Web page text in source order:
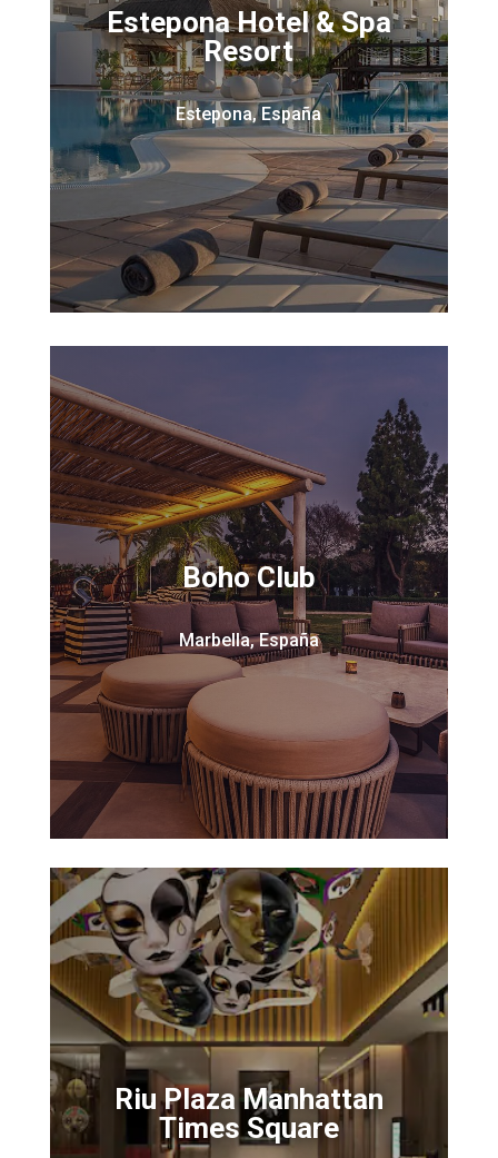
Estepona Hotel & Spa
Resort
Estepona, España
Boho Club
Marbella, España
Riu Plaza Manhattan
Times Square